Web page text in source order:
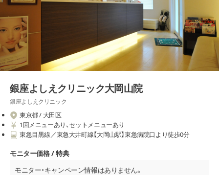
銀座よしえクリニック大岡山院
銀座よしえクリニック
東京都 / 大田区
1回メニューあり、セットメニューあり
東急目黒線／東急大井町線【大岡山駅】東急病院口より徒歩0分
モニター価格 / 特典
モニター・キャンペーン情報はありません。